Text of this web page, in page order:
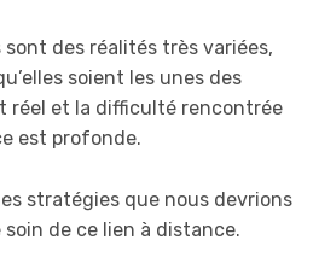
des réalités très variées,
soient les unes des
réel et la difficulté rencontrée
est profonde.
stratégies que nous devrions
de ce lien à distance.